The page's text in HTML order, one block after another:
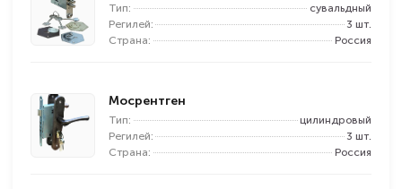
Тип:
сувальдный
Регилей:
3 шт.
Страна:
Россия
Мосрентген
Тип:
цилиндровый
Регилей:
3 шт.
Страна:
Россия